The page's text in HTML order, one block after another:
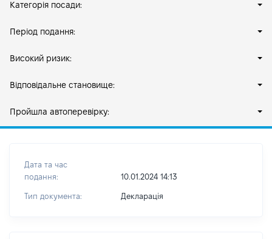
Категорія посади:
Період подання:
Високий ризик:
Відповідальне становище:
Пройшла автоперевірку:
Дата та час
подання:
10.01.2024 14:13
Тип документа: Декларація